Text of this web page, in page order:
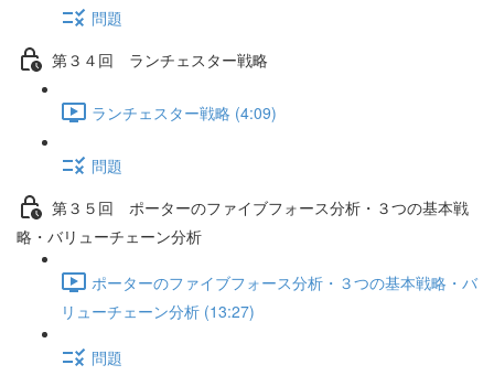
問題
第３４回 ランチェスター戦略
ランチェスター戦略 (4:09)
問題
第３５回 ポーターのファイブフォース分析・３つの基本戦
略・バリューチェーン分析
ポーターのファイブフォース分析・３つの基本戦略・バ
リューチェーン分析 (13:27)
問題